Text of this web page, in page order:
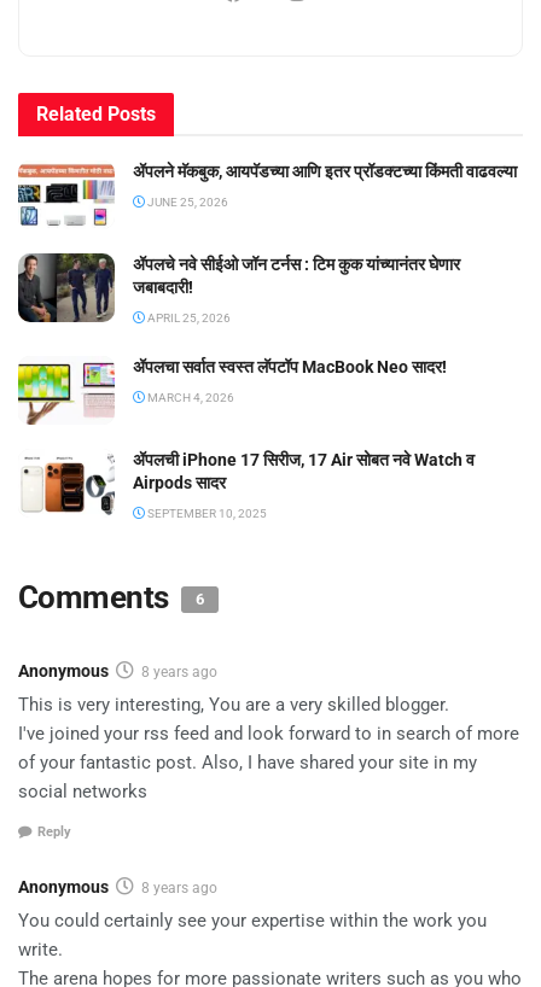
Related Posts
ॲपलने मॅकबुक, आयपॅडच्या आणि इतर प्रॉडक्टच्या किंमती वाढवल्या
JUNE 25, 2026
ॲपलचे नवे सीईओ जॉन टर्नस : टिम कुक यांच्यानंतर घेणार
जबाबदारी!
APRIL 25, 2026
ॲपलचा सर्वात स्वस्त लॅपटॉप MacBook Neo सादर!
MARCH 4, 2026
ॲपलची iPhone 17 सिरीज, 17 Air सोबत नवे Watch व
Airpods सादर
SEPTEMBER 10, 2025
Comments 6
Anonymous 8 years ago
This is very interesting, You are a very skilled blogger.
I've joined your rss feed and look forward to in search of more
of your fantastic post. Also, I have shared your site in my
social networks
Reply
Anonymous 8 years ago
You could certainly see your expertise within the work you
write.
The arena hopes for more passionate writers such as you who